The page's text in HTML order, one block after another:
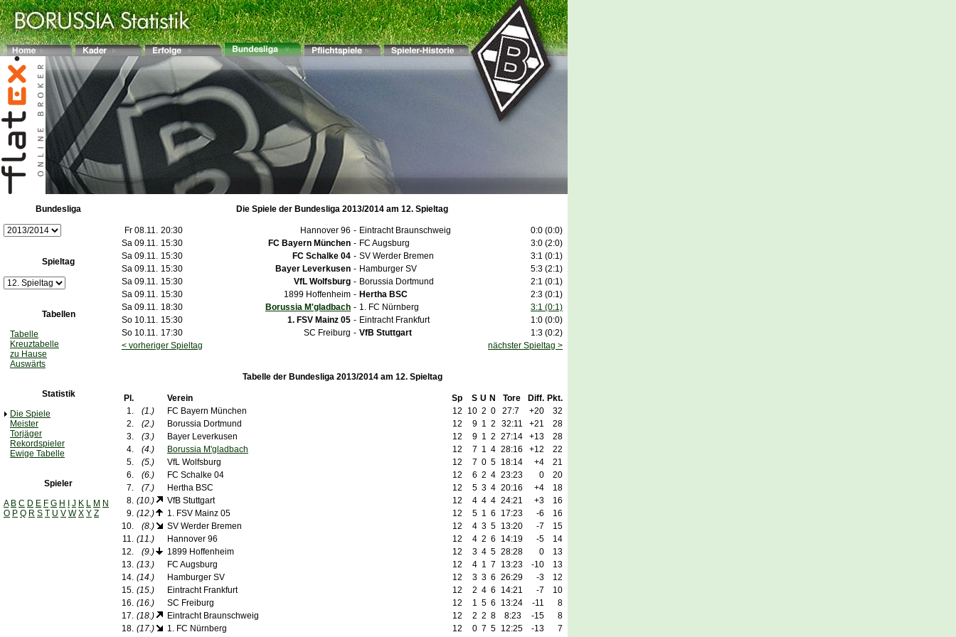
Bundesliga
Spieltag
Tabellen
Tabelle
Kreuztabelle
zu Hause
Auswärts
Statistik
Die Spiele
Meister
Torjäger
Rekordspieler
Ewige Tabelle
Spieler
A B C D E F G H J K L M N
O P Q R S T U V W X Y Z
Die Spiele der Bundesliga 2013/2014 am 12. Spieltag
Fr 08.11. 20:30 Hannover 96 - Eintracht Braunschweig
0:0 (0:0)
Sa 09.11. 15:30 FC Bayern München - FC Augsburg
3:0 (2:0)
Sa 09.11. 15:30 FC Schalke 04 - SV Werder Bremen
3:1 (0:1)
Sa 09.11. 15:30 Bayer Leverkusen - Hamburger SV
5:3 (2:1)
Sa 09.11. 15:30 VfL Wolfsburg - Borussia Dortmund
2:1 (0:1)
Sa 09.11. 15:30 1899 Hoffenheim - Hertha BSC
2:3 (0:1)
Sa 09.11. 18:30 Borussia M'gladbach - 1. FC Nürnberg
3:1 (0:1)
So 10.11. 15:30 1. FSV Mainz 05 - Eintracht Frankfurt
1:0 (0:0)
So 10.11. 17:30 SC Freiburg - VfB Stuttgart
1:3 (0:2)
< vorheriger Spieltag
nächster Spieltag >
Tabelle der Bundesliga 2013/2014 am 12. Spieltag
Pl. Verein Sp S U N Tore Diff. Pkt.
1.
(1.) FC Bayern München 12 10 2 0 27:7 +20
32
2.
(2.) Borussia Dortmund 12 9 1 2 32:11 +21
28
3.
(3.) Bayer Leverkusen 12 9 1 2 27:14 +13
28
4.
(4.) Borussia M'gladbach 12 7 1 4 28:16 +12
22
5.
(5.) VfL Wolfsburg 12 7 0 5 18:14 +4
21
6.
(6.) FC Schalke 04 12 6 2 4 23:23 0
20
7.
(7.) Hertha BSC 12 5 3 4 20:16 +4
18
8. (10.) VfB Stuttgart 12 4 4 4 24:21 +3
16
9. (12.) 1. FSV Mainz 05 12 5 1 6 17:23 -6
16
10.
(8.) SV Werder Bremen 12 4 3 5 13:20 -7
15
11. (11.) Hannover 96 12 4 2 6 14:19 -5
14
12.
(9.) 1899 Hoffenheim 12 3 4 5 28:28 0
13
13. (13.) FC Augsburg 12 4 1 7 13:23 -10
13
14. (14.) Hamburger SV 12 3 3 6 26:29 -3
12
15. (15.) Eintracht Frankfurt 12 2 4 6 14:21 -7
10
16. (16.) SC Freiburg 12 1 5 6 13:24 -11
8
17. (18.) Eintracht Braunschweig 12 2 2 8 8:23 -15
8
18. (17.) 1. FC Nürnberg 12 0 7 5 12:25 -13
7